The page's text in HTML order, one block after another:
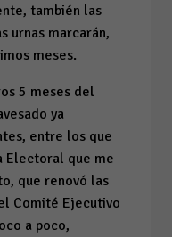
también las
urnas marcarán,
meses.
5 meses del
ya
entre los que
Electoral que me
que renovó las
Comité Ejecutivo
a poco,